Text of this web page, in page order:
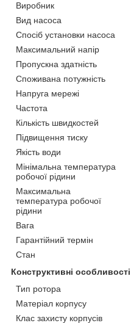
Виробник
Вид насоса
Спосіб установки насоса
Максимальний напір
Пропускна здатність
Споживана потужність
Напруга мережі
Частота
Кількість швидкостей
Підвищення тиску
Якість води
Мінімальна температура
робочої рідини
Максимальна
температура робочої
рідини
Вага
Гарантійний термін
Стан
Конструктивні особливості
Тип ротора
Матеріал корпусу
Клас захисту корпусів